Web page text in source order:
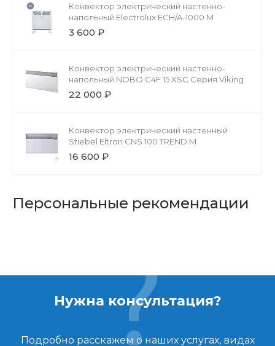
Конвектор электрический настенно-
напольный Electrolux ECH/A-1000 M
3 600 ₽
Конвектор электрический настенно-
напольный NOBO C4F 15 XSC Серия Viking
22 000 ₽
Конвектор электрический настенный
Stiebel Eltron CNS 100 TREND M
16 600 ₽
Персональные рекомендации
Нужна консультация?
Подробно расскажем о наших услугах, видах